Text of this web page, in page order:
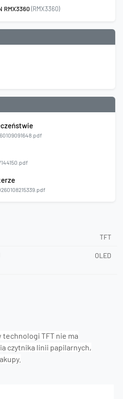
RMX3360(RMX3360)
TFT
OLED
TFT nie ma
czytnika linii papilarnych,